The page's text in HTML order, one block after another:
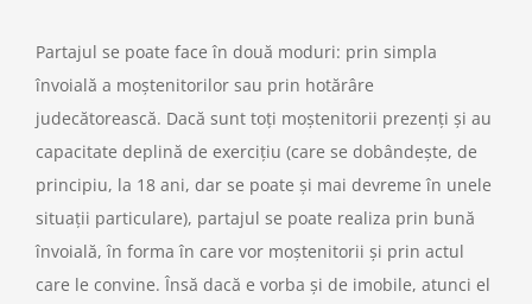
Partajul se poate face în două moduri: prin simpla
învoială a moștenitorilor sau prin hotărâre
judecătorească. Dacă sunt toți moștenitorii prezenți și au
capacitate deplină de exercițiu (care se dobândește, de
principiu, la 18 ani, dar se poate și mai devreme în unele
situații particulare), partajul se poate realiza prin bună
învoială, în forma în care vor moștenitorii și prin actul
care le convine. Însă dacă e vorba și de imobile, atunci el